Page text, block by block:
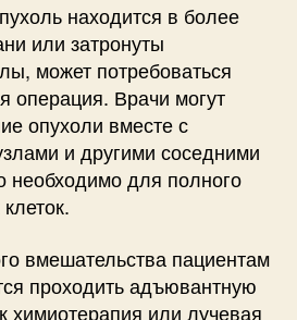
находится в более
или затронуты
может потребоваться
операция. Врачи могут
опухоли вместе с
и другими соседними
необходимо для полного
вмешательства пациентам
проходить адъювантную
химиотерапия или лучевая